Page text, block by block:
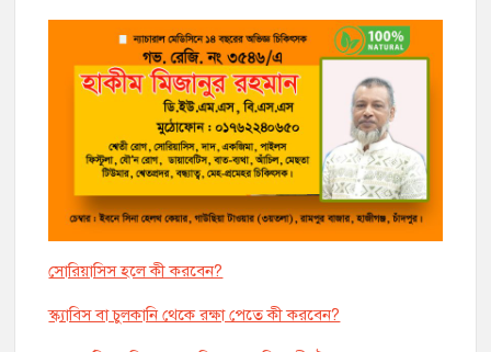
সোরিয়াসিস হলে কী করবেন?
স্ক্যাবিস বা চুলকানি থেকে রক্ষা পেতে কী করবেন?